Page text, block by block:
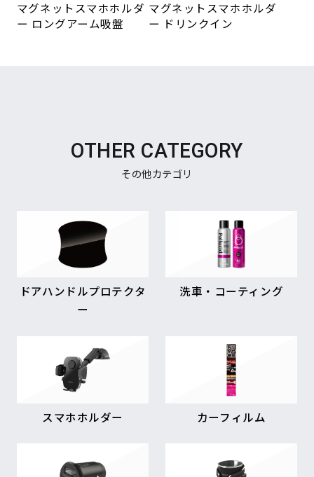
マグネットスマホホルダ
ー ロングアーム吸盤
マグネットスマホホルダ
ー ドリンクイン
OTHER CATEGORY
その他カテゴリ
ドアハンドルプロテクタ
ー
洗車・コーティング
スマホホルダー カーフィルム